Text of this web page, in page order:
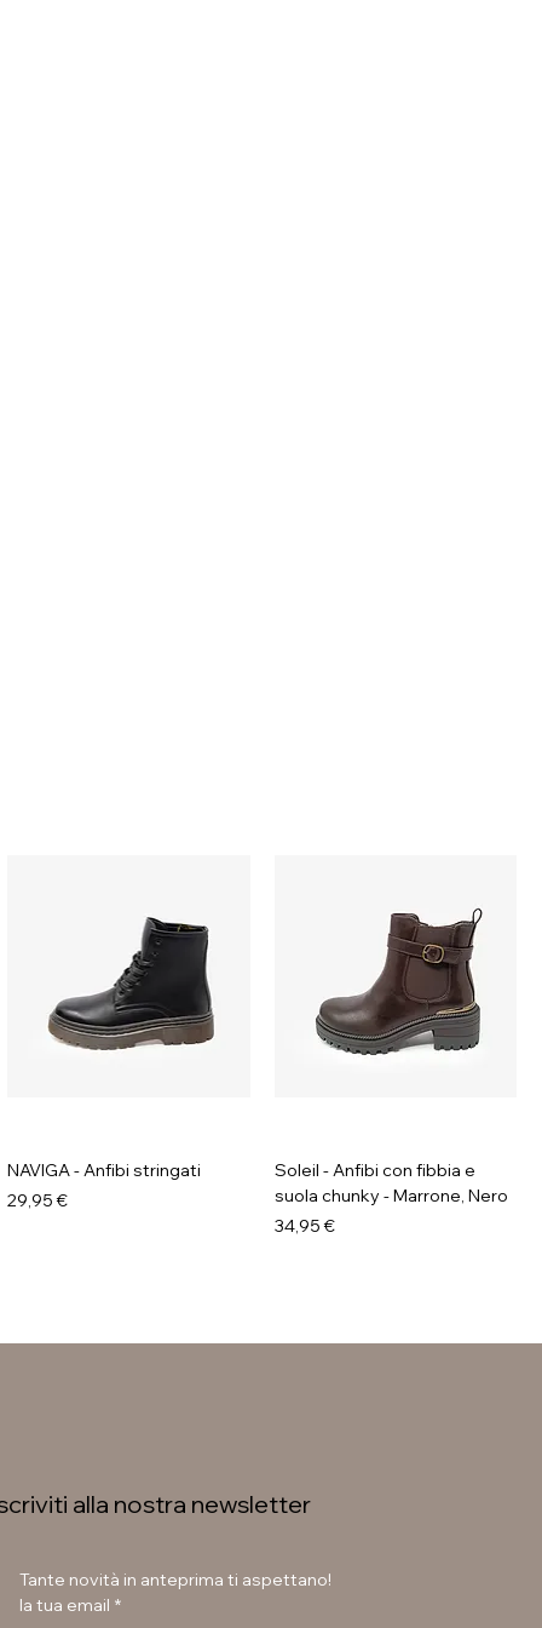
NAVIGA - Anfibi stringati
Prezzo
29,95 €
Soleil - Anfibi con fibbia e
suola chunky - Marrone, Nero
Prezzo
34,95 €
alla nostra newsletter
Tante novità in anteprima ti aspettano!
la tua email *